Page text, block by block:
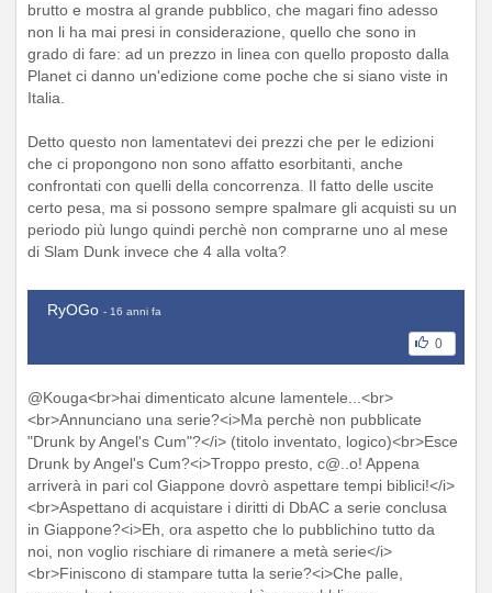
brutto e mostra al grande pubblico, che magari fino adesso
non li ha mai presi in considerazione, quello che sono in
grado di fare: ad un prezzo in linea con quello proposto dalla
Planet ci danno un'edizione come poche che si siano viste in
Italia.
Detto questo non lamentatevi dei prezzi che per le edizioni
che ci propongono non sono affatto esorbitanti, anche
confrontati con quelli della concorrenza. Il fatto delle uscite
certo pesa, ma si possono sempre spalmare gli acquisti su un
periodo più lungo quindi perchè non comprarne uno al mese
di Slam Dunk invece che 4 alla volta?
RyOGo - 16 anni fa
0
@Kouga<br>hai dimenticato alcune lamentele...<br>
<br>Annunciano una serie?<i>Ma perchè non pubblicate
"Drunk by Angel's Cum"?</i> (titolo inventato, logico)<br>Esce
Drunk by Angel's Cum?<i>Troppo presto, c@..o! Appena
arriverà in pari col Giappone dovrò aspettare tempi biblici!</i>
<br>Aspettano di acquistare i diritti di DbAC a serie conclusa
in Giappone?<i>Eh, ora aspetto che lo pubblichino tutto da
noi, non voglio rischiare di rimanere a metà serie</i>
<br>Finiscono di stampare tutta la serie?<i>Che palle,